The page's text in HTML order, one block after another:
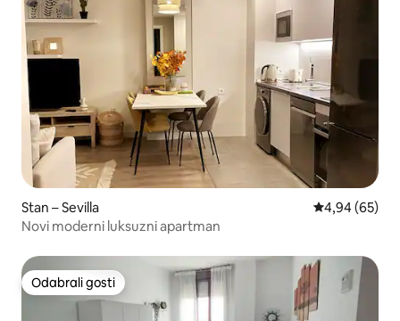
Stan – Sevilla Prosječna
4,94 (65)
Novi moderni luksuzni apartman
Odabrali gosti
Odabrali gosti